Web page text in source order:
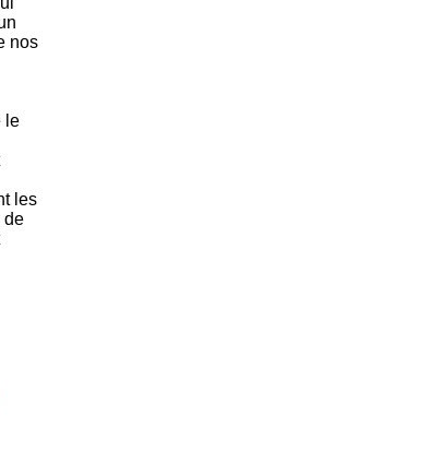
nos
le
les
de